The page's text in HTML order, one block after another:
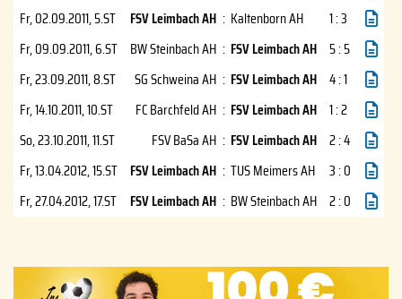
Fr, 02.09.2011, 5.ST FSV Leimbach AH : Kaltenborn AH
1 : 3
Fr, 09.09.2011, 6.ST BW Steinbach AH : FSV Leimbach AH 5 : 5
Fr, 23.09.2011, 8.ST SG Schweina AH : FSV Leimbach AH 4 : 1
Fr, 14.10.2011, 10.ST FC Barchfeld AH : FSV Leimbach AH 1 : 2
So, 23.10.2011, 11.ST FSV BaSa AH : FSV Leimbach AH 2 : 4
Fr, 13.04.2012, 15.ST FSV Leimbach AH : TUS Meimers AH
3 : 0
Fr, 27.04.2012, 17.ST FSV Leimbach AH : BW Steinbach AH 2 : 0